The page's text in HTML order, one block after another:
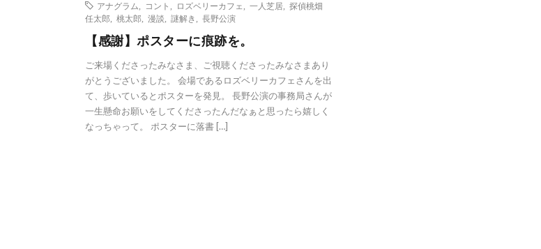
アナグラム
コント ロズベリーカフェ 一人芝居
探偵桃畑
任太郎
桃太郎 漫談 謎解き 長野公演
【感謝】ポスターに痕跡を。
ご来場くださったみなさま、ご視聴くださったみなさまあり
がとうございました。 会場であるロズベリーカフェさんを出
て、歩いているとポスターを発見。 長野公演の事務局さんが
一生懸命お願いをしてくださったんだなぁと思ったら嬉しく
なっちゃって。 ポスターに落書 […]